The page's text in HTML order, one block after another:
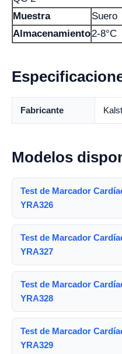
Muestra
Suero
Almacenamiento2-8°C
Fabricante
Modelos
Test de Marcador
YRA326
Test de Marcador
YRA327
Test de Marcador
YRA328
Test de Marcador
YRA329